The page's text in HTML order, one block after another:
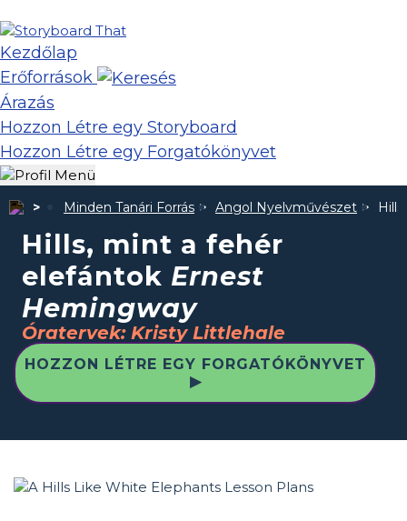
Kezdőlap
Erőforrások
Árazás
Hozzon Létre egy Storyboard
Hozzon Létre egy Forgatókönyvet
Minden Tanári Forrás Angol Nyelvművészet
Hills, mint a fehér
elefántok Ernest
Hemingway
Óratervek: Kristy Littlehale
HOZZON LÉTRE EGY FORGATÓKÖNYVET
▶